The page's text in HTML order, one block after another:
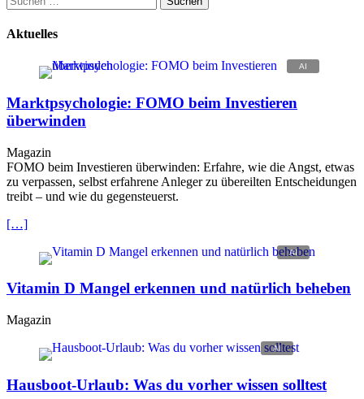
nach:
Aktuelles
Marktpsychologie: FOMO beim Investieren
überwinden
Magazin
FOMO beim Investieren überwinden: Erfahre, wie die Angst, etwas
zu verpassen, selbst erfahrene Anleger zu übereilten Entscheidungen
treibt – und wie du gegensteuerst.
[…]
Vitamin D Mangel erkennen und natürlich beheben
Magazin
Hausboot-Urlaub: Was du vorher wissen solltest